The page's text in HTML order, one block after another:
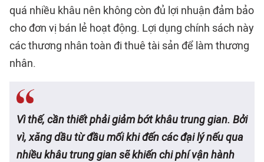
quá nhiều khâu nên không còn đủ lợi nhuận đảm bảo
cho đơn vị bán lẻ hoạt động. Lợi dụng chính sách này
các thương nhân toàn đi thuê tài sản để làm thương
nhân.
Vì thế, cần thiết phải giảm bớt khâu trung gian. Bởi
vì, xăng dầu từ đầu mối khi đến các đại lý nếu qua
nhiều khâu trung gian sẽ khiến chi phí vận hành